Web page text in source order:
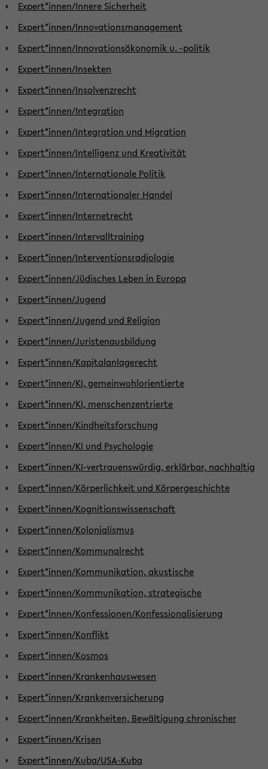
Expert*innen/Innere Sicherheit
Expert*innen/Innovationsmanagement
Expert*innen/Innovationsökonomik u. -politik
Expert*innen/Insekten
Expert*innen/Insolvenzrecht
Expert*innen/Integration
Expert*innen/Integration und Migration
Expert*innen/Intelligenz und Kreativität
Expert*innen/Internationale Politik
Expert*innen/Internationaler Handel
Expert*innen/Internetrecht
Expert*innen/Intervalltraining
Expert*innen/Interventionsradiologie
Expert*innen/Jüdisches Leben in Europa
Expert*innen/Jugend
Expert*innen/Jugend und Religion
Expert*innen/Juristenausbildung
Expert*innen/Kapitalanlagerecht
Expert*innen/KI, gemeinwohlorientierte
Expert*innen/KI, menschenzentrierte
Expert*innen/Kindheitsforschung
Expert*innen/KI und Psychologie
Expert*innen/KI-vertrauenswürdig, erklärbar, nachhaltig
Expert*innen/Körperlichkeit und Körpergeschichte
Expert*innen/Kognitionswissenschaft
Expert*innen/Kolonialismus
Expert*innen/Kommunalrecht
Expert*innen/Kommunikation, akustische
Expert*innen/Kommunikation, strategische
Expert*innen/Konfessionen/Konfessionalisierung
Expert*innen/Konflikt
Expert*innen/Kosmos
Expert*innen/Krankenhauswesen
Expert*innen/Krankenversicherung
Expert*innen/Krankheiten, Bewältigung chronischer
Expert*innen/Krisen
Expert*innen/Kuba/USA-Kuba